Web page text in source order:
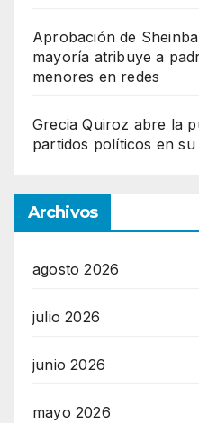
Aprobación de
mayoría atribuye a
menores en redes
Grecia Quiroz abre la
partidos políticos en
Archivos
agosto 2026
julio 2026
junio 2026
mayo 2026